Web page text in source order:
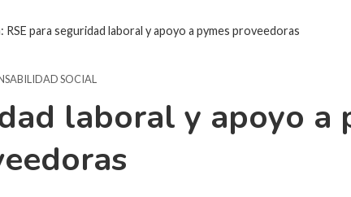
RSE para seguridad laboral y apoyo a pymes proveedoras
SOCIAL
laboral y apoyo a